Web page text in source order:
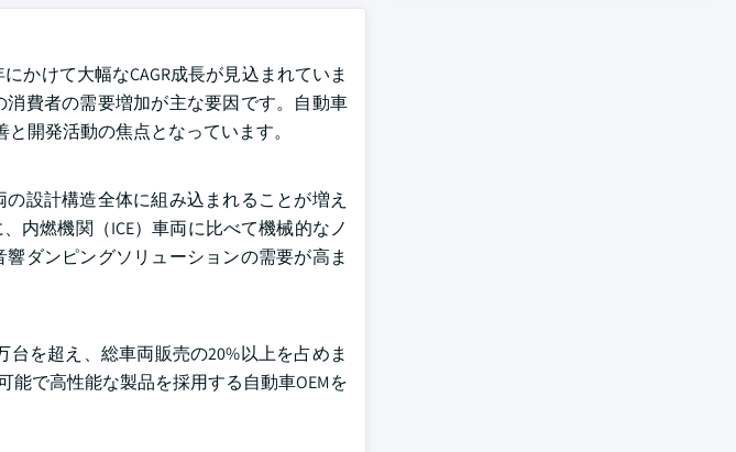
かけて大幅なCAGR成長が見込まれていま
費者の需要増加が主な要因です。自動車
開発活動の焦点となっています。
設計構造全体に組み込まれることが増え
内燃機関（ICE）車両に比べて機械的なノ
ダンピングソリューションの需要が高ま
台を超え、総車両販売の20%以上を占めま
で高性能な製品を採用する自動車OEMを